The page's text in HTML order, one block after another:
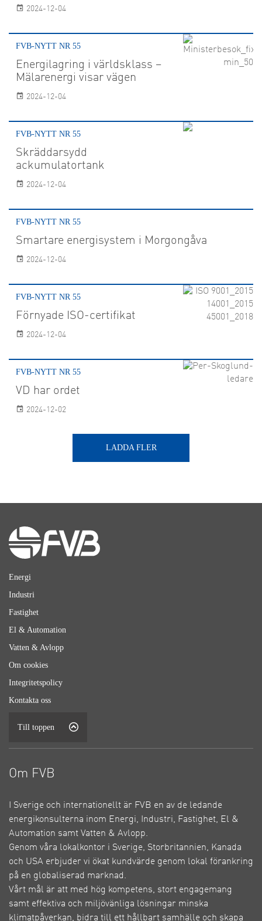
2024-12-04
FVB-NYTT NR 55
Energilagring i världsklass –
Mälarenergi visar vägen
2024-12-04
FVB-NYTT NR 55
Skräddarsydd
ackumulatortank
2024-12-04
FVB-NYTT NR 55
Smartare energisystem i Morgongåva
2024-12-04
FVB-NYTT NR 55
Förnyade ISO-certifikat
2024-12-04
FVB-NYTT NR 55
VD har ordet
2024-12-02
LADDA FLER
Energi
Industri
Fastighet
El & Automation
Vatten & Avlopp
Om cookies
Integritetspolicy
Kontakta oss
Till toppen
Om FVB
I Sverige och internationellt är FVB en av de ledande
energikonsulterna inom Energi, Industri, Fastighet, El &
Automation samt Vatten & Avlopp.
Genom våra lokalkontor i Sverige, Storbritannien, Kanada
och USA erbjuder vi ökat kundvärde genom lokal förankring
på en globaliserad marknad.
Vårt mål är att med hög kompetens, stort engagemang
samt effektiva och miljövänliga lösningar minska
klimatpåverkan, bidra till ett hållbart samhälle och skapa